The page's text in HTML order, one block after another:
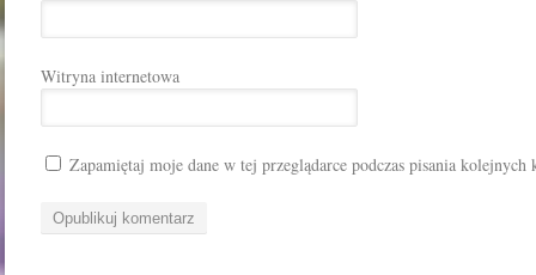
Witryna internetowa
Zapamiętaj moje dane w tej przeglądarce podczas pisania kolejnych